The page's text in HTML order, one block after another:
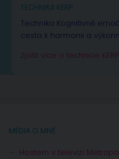
TECHNIKA KERP
Technika Kognitivně
cesta k harmonii a
Zjistit více o technice KERP
MÉDIA O MNĚ
Hostem v televizi